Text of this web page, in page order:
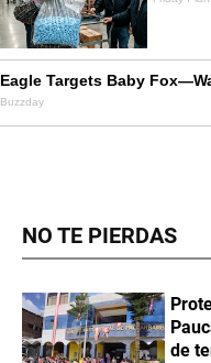
NO TE PIERDAS
de